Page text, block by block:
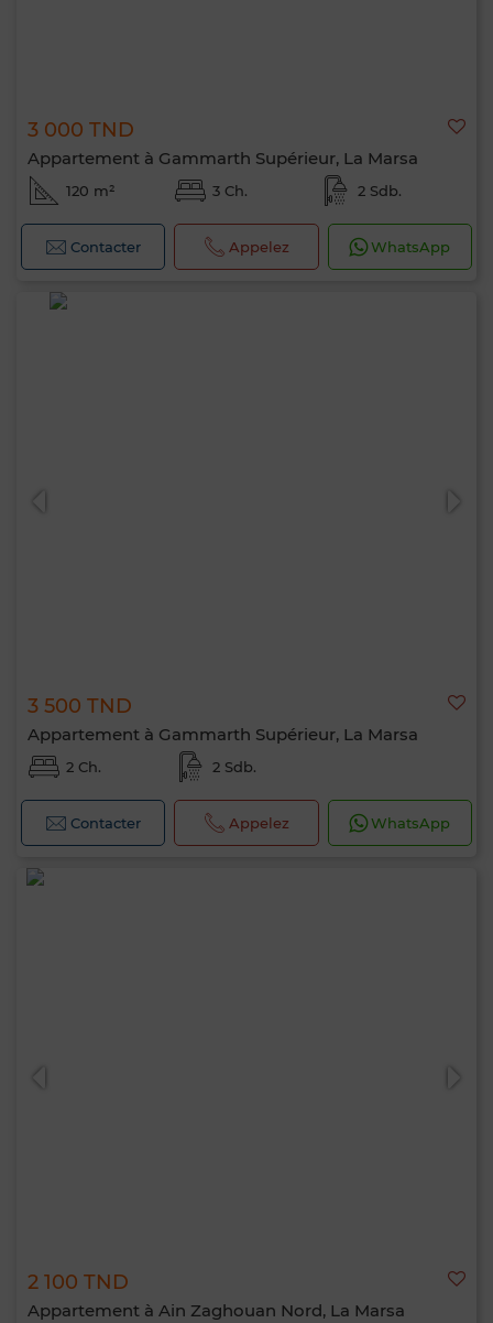
3 000 TND
Appartement à Gammarth Supérieur, La Marsa
120 m² 3 Ch. 2 Sdb.
Contacter Appelez WhatsApp
3 500 TND
Appartement à Gammarth Supérieur, La Marsa
2 Ch. 2 Sdb.
Contacter Appelez WhatsApp
2 100 TND
Appartement à Ain Zaghouan Nord, La Marsa